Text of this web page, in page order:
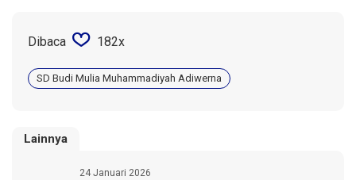
Dibaca 182x
SD Budi Mulia Muhammadiyah Adiwerna
Lainnya
24 Januari 2026